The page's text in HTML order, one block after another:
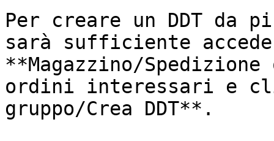
Per creare un DDT da
sarà sufficiente
**Magazzino/
ordini interessari e
gruppo/Crea DDT**.